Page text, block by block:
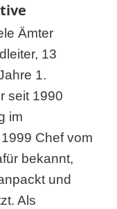
Ämter
13
1.
seit 1990
im
Chef vom
bekannt,
und
Als